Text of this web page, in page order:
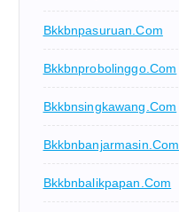
Bkkbnpasuruan.com
Bkkbnprobolinggo.com
Bkkbnsingkawang.com
Bkkbnbanjarmasin.com
Bkkbnbalikpapan.com